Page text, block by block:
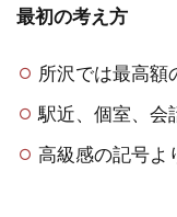
の高
司を
する
見る
最初の考え方
所沢では最高額
駅近、個室、会
高級感の記号よ